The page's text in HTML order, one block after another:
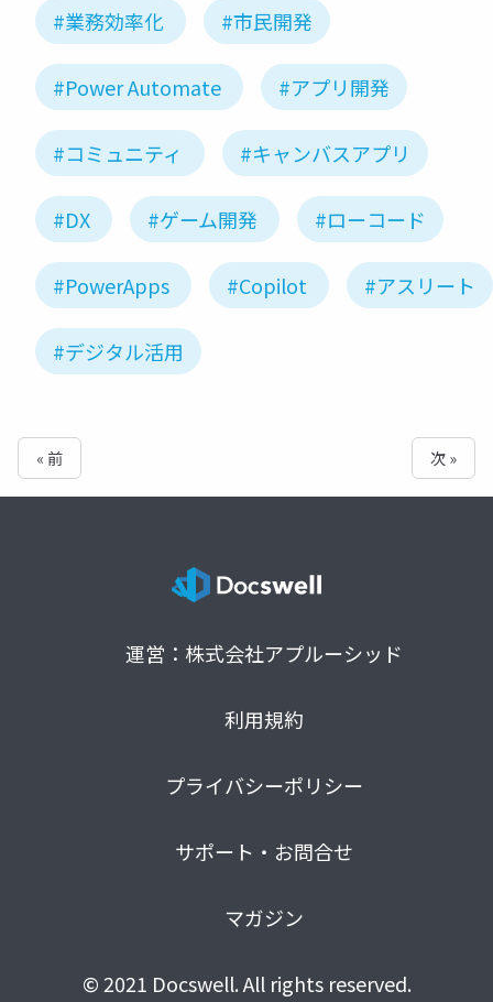
#業務効率化 #市民開発
#Power Automate #アプリ開発
#コミュニティ #キャンバスアプリ
#DX #ゲーム開発 #ローコード
#PowerApps #Copilot #アスリート
#デジタル活用
« 前 次 »
運営：株式会社アプルーシッド
利用規約
プライバシーポリシー
サポート・お問合せ
マガジン
© 2021 Docswell. All rights reserved.